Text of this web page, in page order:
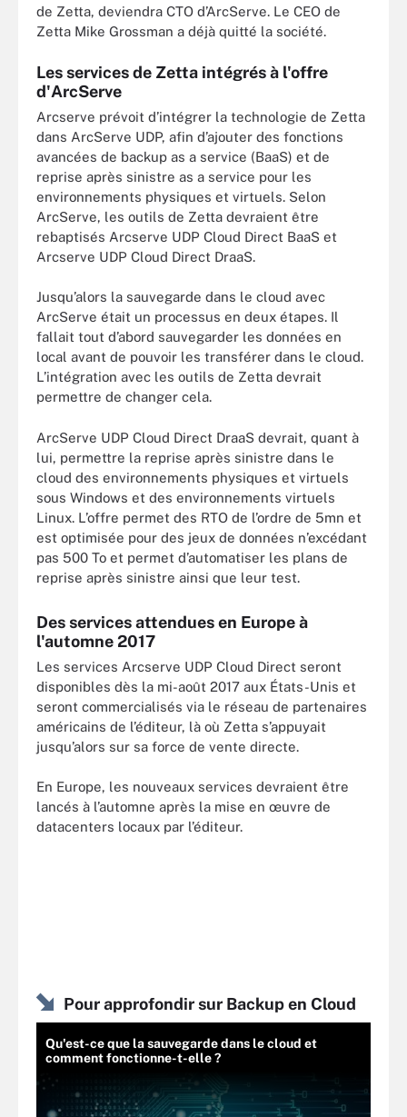
de Zetta, deviendra CTO d’ArcServe. Le CEO de
Zetta Mike Grossman a déjà quitté la société.
Les services de Zetta intégrés à l'offre
d'ArcServe
Arcserve prévoit d’intégrer la technologie de Zetta
dans ArcServe UDP, afin d’ajouter des fonctions
avancées de backup as a service (BaaS) et de
reprise après sinistre as a service pour les
environnements physiques et virtuels. Selon
ArcServe, les outils de Zetta devraient être
rebaptisés Arcserve UDP Cloud Direct BaaS et
Arcserve UDP Cloud Direct DraaS.
Jusqu’alors la sauvegarde dans le cloud avec
ArcServe était un processus en deux étapes. Il
fallait tout d’abord sauvegarder les données en
local avant de pouvoir les transférer dans le cloud.
L’intégration avec les outils de Zetta devrait
permettre de changer cela.
ArcServe UDP Cloud Direct DraaS devrait, quant à
lui, permettre la reprise après sinistre dans le
cloud des environnements physiques et virtuels
sous Windows et des environnements virtuels
Linux. L’offre permet des RTO de l’ordre de 5mn et
est optimisée pour des jeux de données n’excédant
pas 500 To et permet d’automatiser les plans de
reprise après sinistre ainsi que leur test.
Des services attendues en Europe à
l'automne 2017
Les services Arcserve UDP Cloud Direct seront
disponibles dès la mi-août 2017 aux États-Unis et
seront commercialisés via le réseau de partenaires
américains de l’éditeur, là où Zetta s’appuyait
jusqu’alors sur sa force de vente directe.
En Europe, les nouveaux services devraient être
lancés à l’automne après la mise en œuvre de
datacenters locaux par l’éditeur.
Pour approfondir sur Backup en Cloud
Qu'est-ce que la sauvegarde dans le cloud et
comment fonctionne-t-elle ?